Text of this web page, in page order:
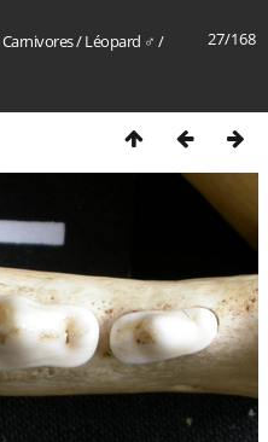
27/168
Carnivores/Léopard ♂ /